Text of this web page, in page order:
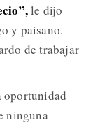
le dijo
y paisano.
de trabajar
oportunidad
ninguna